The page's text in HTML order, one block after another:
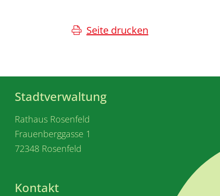
Seite drucken
Stadtverwaltung
Rathaus Rosenfeld
Frauenberggasse 1
72348 Rosenfeld
Kontakt